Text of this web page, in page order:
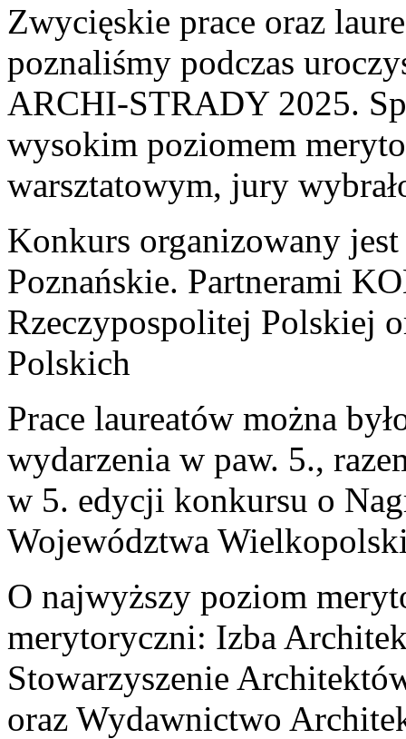
Zwycięskie prace oraz
poznaliśmy podczas
ARCHI-STRADY 2025.
wysokim poziomem
warsztatowym, jury
Konkurs organizowany
Poznańskie. Partnerami
Rzeczypospolitej Polskiej
Polskich
Prace laureatów można
wydarzenia w paw. 5.,
w 5. edycji konkursu o
Województwa
O najwyższy poziom
merytoryczni: Izba
Stowarzyszenie
oraz Wydawnictwo